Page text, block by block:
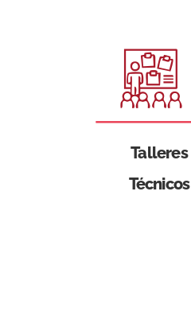
Talleres
Técnicos